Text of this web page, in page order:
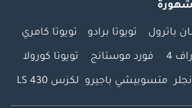
باترول تويوتا برادو تويوتا كامري
4 فورد موستانج تويوتا كورولا
متسوبيشي باجيرو لكزس LS 430